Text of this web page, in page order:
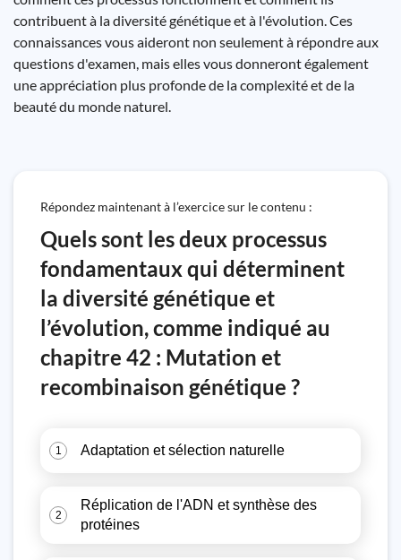
contribuent à la diversité génétique et à l'évolution. Ces
connaissances vous aideront non seulement à répondre aux
questions d'examen, mais elles vous donneront également
une appréciation plus profonde de la complexité et de la
beauté du monde naturel.
Répondez maintenant à l’exercice sur le contenu :
Quels sont les deux processus
fondamentaux qui déterminent
la diversité génétique et
l’évolution, comme indiqué au
chapitre 42 : Mutation et
recombinaison génétique ?
1 Adaptation et sélection naturelle
2
Réplication de l'ADN et synthèse des
protéines